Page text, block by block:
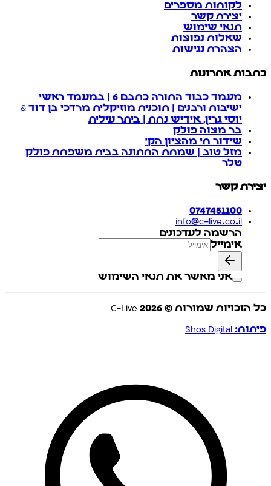
לקוחות מספרים
יצירת קשר
תנאי שימוש
שאלות נפוצות
הצהרת נגישות
כתבות אחרונות
מעמד כבוד התורה כתבם 6 | במעמד ראשי
ישיבות ורבנים | תוכנית מוזיקלית מרדכי בן דוד &
יוסי גרין, אידיש נחת | ביתר עילית
בר מצוה פולק
שידור חי מהציון הק'
מזל טוב | שמחת החתונה בבית משפחת פולק
טלר
יצירת קשר
0747451100
info@c-live.co.il
הרשמה לעדכונים
אימייל
אני מאשר את תנאי השימוש
כל הזכויות שמורות © C-Live 2026
פיתוח: Shos Digital